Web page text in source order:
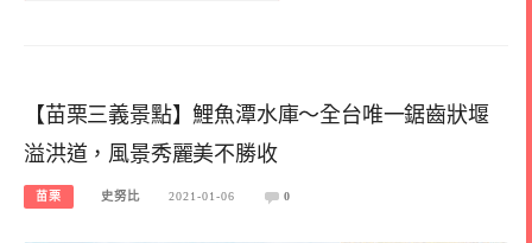
【苗栗三義景點】鯉魚潭水庫～全台唯一鋸齒狀堰
溢洪道，風景秀麗美不勝收
苗栗 史努比 2021-01-06 0